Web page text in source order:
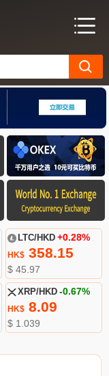
LTC/HKD +0.28%
HK$358.15
$ 45.97
XRP/HKD -0.67%
HK$8.09
$ 1.039